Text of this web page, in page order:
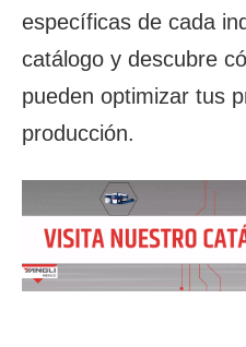
específicas de cada
catálogo y descubre
pueden optimizar tus
producción.